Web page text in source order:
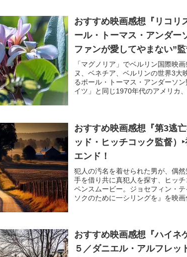
おすすめ映画感想『リコリ
ール・トーマス・アンダー
ファンが愛してやまない”
「マグノリア」でベルリン国際映
ヌ、ベネチア、ベルリンの世界3大
るポール・トーマス・アンダーソ
イツ」と同じ1970年代のアメリカ
おすすめ映画感想『第3逃
ッド・ヒッチコック監督）
エンド！
犯人の汚名を着せられた男が、偶
手を借り共に真犯人を探す、ヒッ
ペンスムービー。ジョセフィン・
ソクのために一シリングを』を映画
おすすめ映画感想『ハイネ
５／ダニエル・アルフレッ